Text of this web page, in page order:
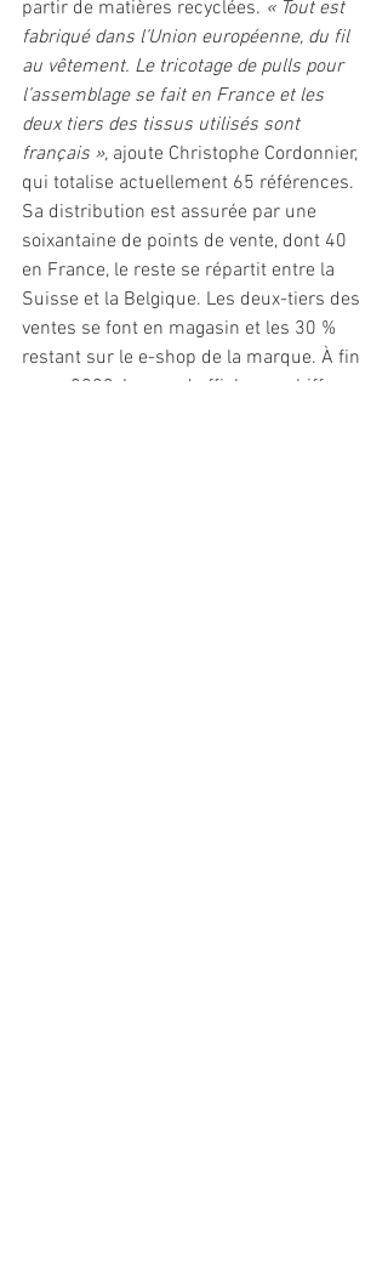
partir de matières recyclées. « Tout est
fabriqué dans l’Union européenne, du fil
au vêtement. Le tricotage de pulls pour
l’assemblage se fait en France et les
deux tiers des tissus utilisés sont
français », ajoute Christophe Cordonnier,
qui totalise actuellement 65 références.
Sa distribution est assurée par une
soixantaine de points de vente, dont 40
en France, le reste se répartit entre la
Suisse et la Belgique. Les deux-tiers des
ventes se font en magasin et les 30 %
restant sur le e-shop de la marque. À fin
mars 2023, Lagoped affiche un chiffre